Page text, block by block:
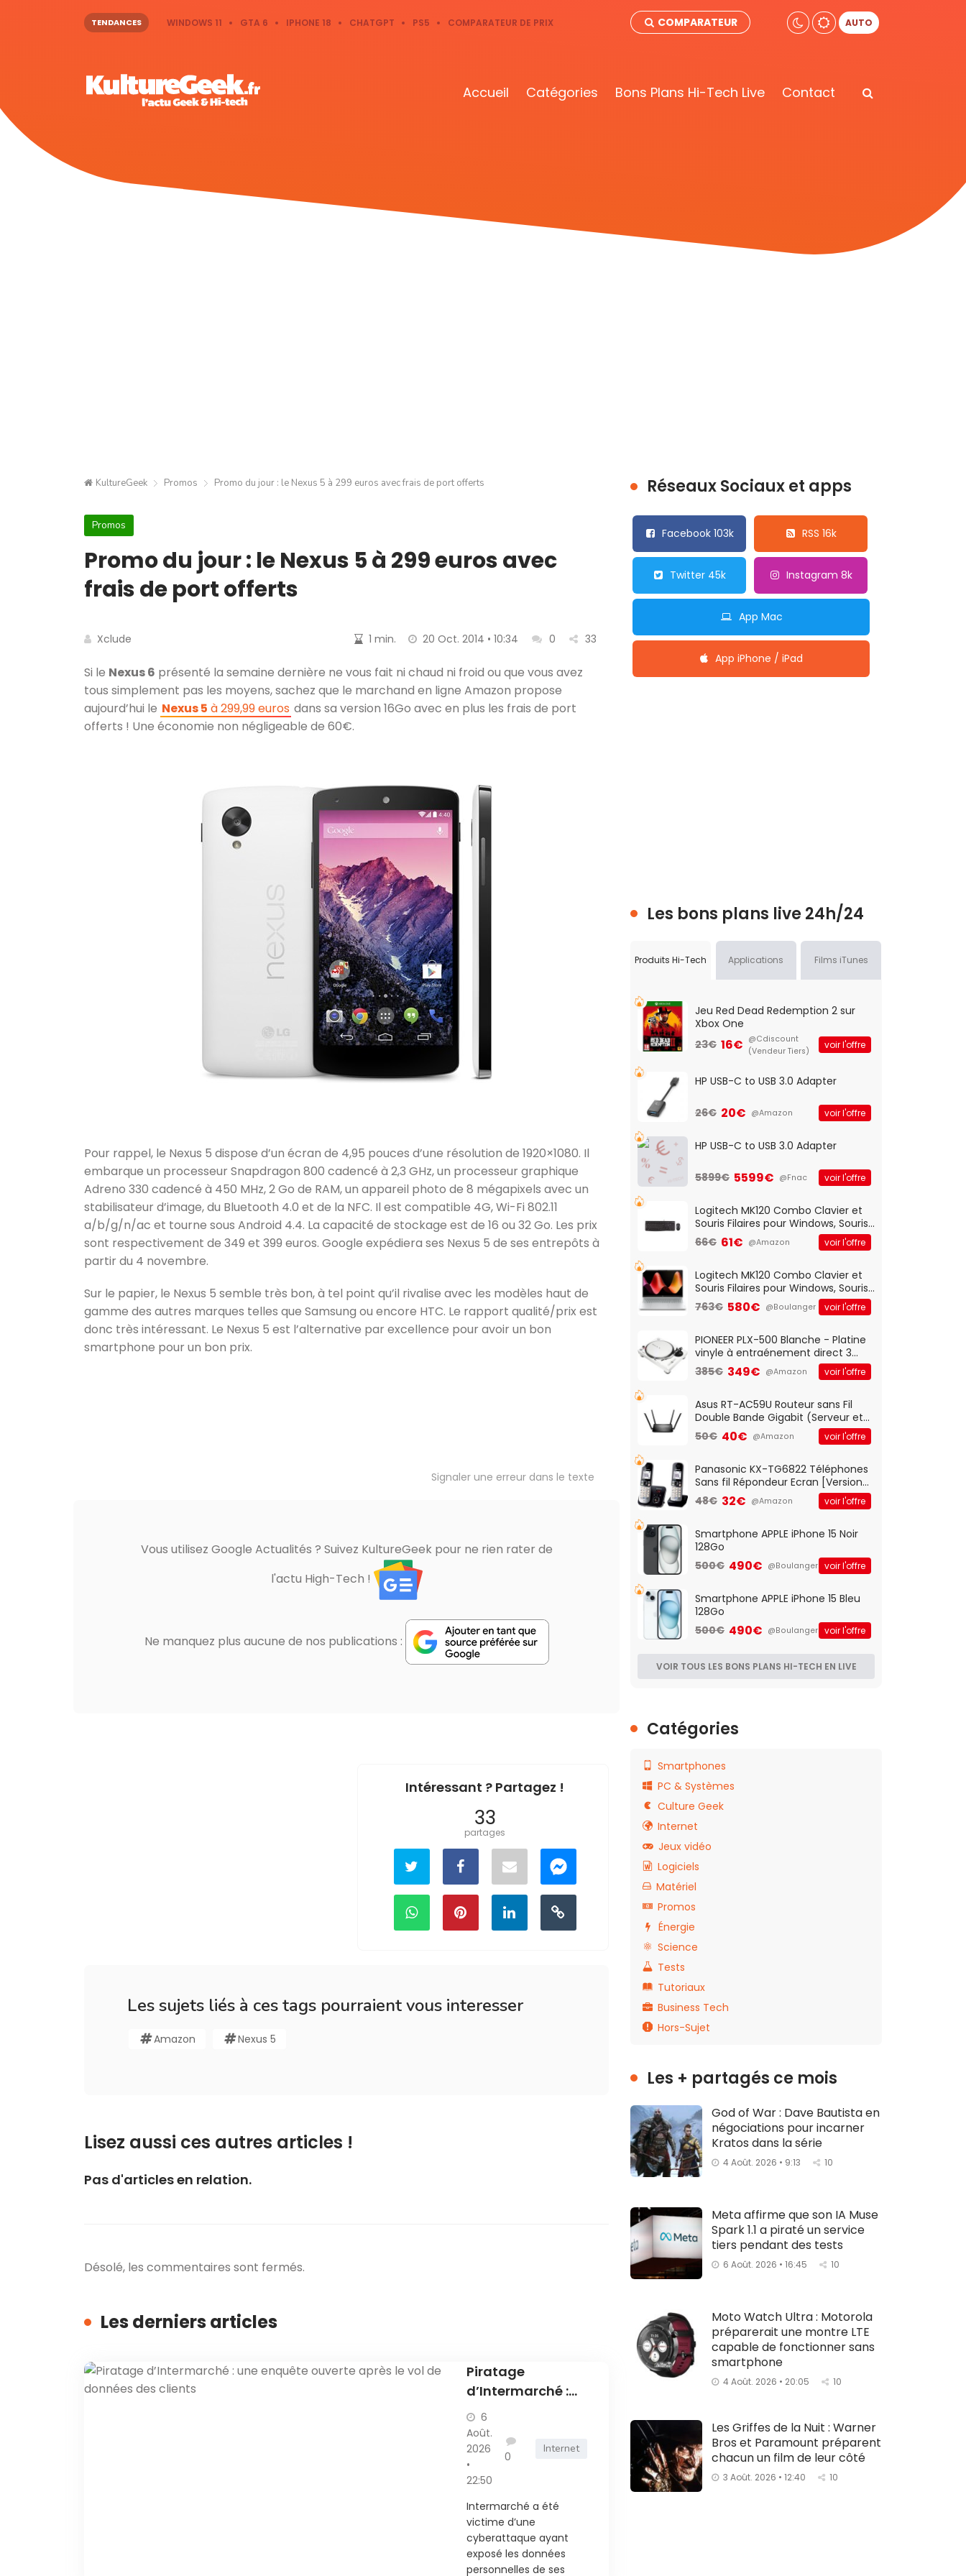
TENDANCES WINDOWS 11 GTA 6 IPHONE 18 CHATGPT PS5 COMPARATEUR DE PRIX COMPARATEUR AUTO
Accueil Catégories Bons Plans Hi-Tech Live Contact
KultureGeek Promos Promo du jour : le Nexus 5 à 299 euros avec frais de port offerts
Promos
Promo du jour : le Nexus 5 à 299 euros avec
frais de port offerts
Xclude 1 min. 20 Oct. 2014 • 10:34 0 33
Si le Nexus 6 présenté la semaine dernière ne vous fait ni chaud ni froid ou que vous avez
tous simplement pas les moyens, sachez que le marchand en ligne Amazon propose
aujourd’hui le Nexus 5 à 299,99 euros dans sa version 16Go avec en plus les frais de port
offerts ! Une économie non négligeable de 60€.
Pour rappel, le Nexus 5 dispose d’un écran de 4,95 pouces d’une résolution de 1920×1080. Il
embarque un processeur Snapdragon 800 cadencé à 2,3 GHz, un processeur graphique
Adreno 330 cadencé à 450 MHz, 2 Go de RAM, un appareil photo de 8 mégapixels avec un
stabilisateur d’image, du Bluetooth 4.0 et de la NFC. Il est compatible 4G, Wi-Fi 802.11
a/b/g/n/ac et tourne sous Android 4.4. La capacité de stockage est de 16 ou 32 Go. Les prix
sont respectivement de 349 et 399 euros. Google expédiera ses Nexus 5 de ses entrepôts à
partir du 4 novembre.
Sur le papier, le Nexus 5 semble très bon, à tel point qu’il rivalise avec les modèles haut de
gamme des autres marques telles que Samsung ou encore HTC. Le rapport qualité/prix est
donc très intéressant. Le Nexus 5 est l’alternative par excellence pour avoir un bon
smartphone pour un bon prix.
Signaler une erreur dans le texte
Vous utilisez Google Actualités ? Suivez KultureGeek pour ne rien rater de
l'actu High-Tech !
Ne manquez plus aucune de nos publications :
Intéressant ? Partagez !
33
partages
Les sujets liés à ces tags pourraient vous interesser
Amazon Nexus 5
Lisez aussi ces autres articles !
Pas d'articles en relation.
Désolé, les commentaires sont fermés.
Les derniers articles
Piratage
d’Intermarché :
une enquête
ouverte après le
vol de données
des clients
6
Août.
2026
•
22:50
0
Internet
Intermarché a été
victime d’une
cyberattaque ayant
exposé les données
personnelles de ses
Réseaux Sociaux et apps
Facebook 103k RSS 16k
Twitter 45k Instagram 8k
App Mac
App iPhone / iPad
Les bons plans live 24h/24
Produits Hi-Tech Applications Films iTunes
Jeu Red Dead Redemption 2 sur
Xbox One
23€ 16€ @Cdiscount
(Vendeur Tiers)
voir l'offre
HP USB-C to USB 3.0 Adapter
26€ 20€ @Amazon voir l'offre
HP USB-C to USB 3.0 Adapter
5899€ 5599€ @Fnac voir l'offre
Logitech MK120 Combo Clavier et
Souris Filaires pour Windows, Souris
Optique Filaire, Connexion USB Plug
And Play, Confortable, Taille
QWERTY UK - Noir
66€ 61€ @Amazon voir l'offre
Logitech MK120 Combo Clavier et
Souris Filaires pour Windows, Souris
Optique Filaire, Connexion USB Plug
And Play, Confortable, Taille
QWERTY UK - Noir
763€ 580€ @Boulanger voir l'offre
PIONEER PLX-500 Blanche - Platine
vinyle à entraénement direct 3
vitesses (33-45-78 trs/min) avec
pre-ampli intégré et port USB
385€ 349€ @Amazon voir l'offre
Asus RT-AC59U Routeur sans Fil
Double Bande Gigabit (Serveur et
Client VPN, Triple Vlan, Mode Point
d'accès et Bridge, contrôle
50€ 40€ @Amazon voir l'offre
Panasonic KX-TG6822 Téléphones
Sans fil Répondeur Ecran [Version
Française]
48€ 32€ @Amazon voir l'offre
Smartphone APPLE iPhone 15 Noir
128Go
500€ 490€ @Boulanger voir l'offre
Smartphone APPLE iPhone 15 Bleu
128Go
500€ 490€ @Boulanger voir l'offre
VOIR TOUS LES BONS PLANS HI-TECH EN LIVE
Catégories
Smartphones
PC & Systèmes
Culture Geek
Internet
Jeux vidéo
Logiciels
Matériel
Promos
Énergie
Science
Tests
Tutoriaux
Business Tech
Hors-Sujet
Les + partagés ce mois
God of War : Dave Bautista en
négociations pour incarner
Kratos dans la série
4 Août. 2026 • 9:13 10
Meta affirme que son IA Muse
Spark 1.1 a piraté un service
tiers pendant des tests
6 Août. 2026 • 16:45 10
Moto Watch Ultra : Motorola
préparerait une montre LTE
capable de fonctionner sans
smartphone
4 Août. 2026 • 20:05 10
Les Griffes de la Nuit : Warner
Bros et Paramount préparent
chacun un film de leur côté
3 Août. 2026 • 12:40 10